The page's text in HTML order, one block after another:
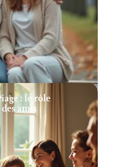
: le rôle
amis